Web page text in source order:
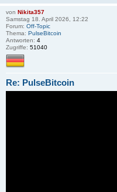
von Nikita357
Samstag 18. April 2026, 12:22
Forum: Off-Topic
Thema: PulseBitcoin
Antworten: 4
Zugriffe: 51040
Re: PulseBitcoin